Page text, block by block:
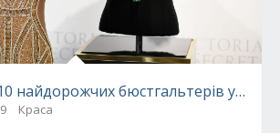
найдорожчих бюстгальтерів у світі
Краса